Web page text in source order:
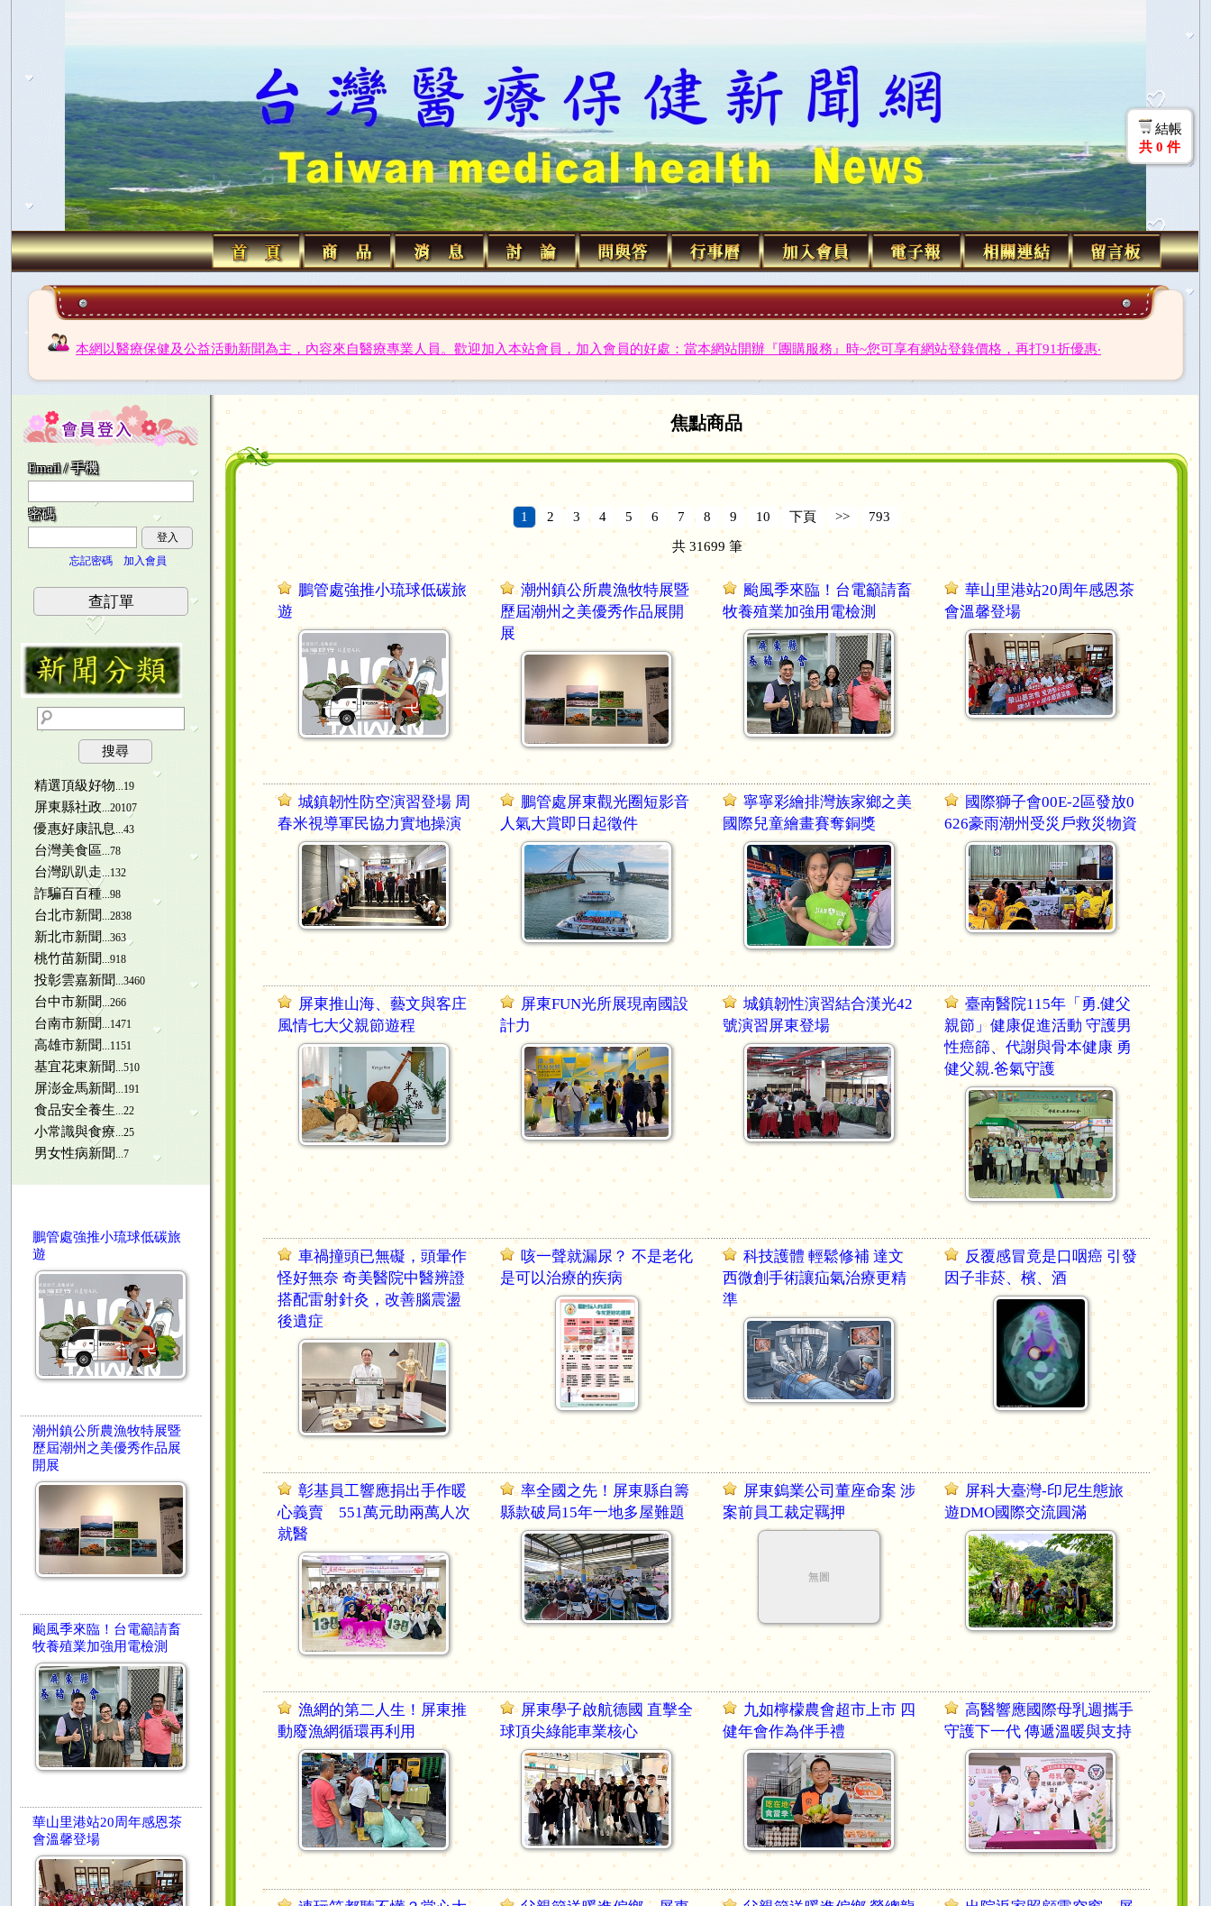
結帳
共 0 件
本網以醫療保健及公益活動新聞為主，內容來自醫療專業人員。歡迎加入本站會員，加入會員的好處：當本網站開辦『團購服務』時~您可享有網站登錄價格，再打91折優惠‧
Email / 手機
密碼
登入
忘記密碼
加入會員
查訂單
搜尋
精選頂級好物...19
屏東縣社政...20107
優惠好康訊息 ...43
台灣美食區...78
台灣趴趴走...132
詐騙百百種...98
台北市新聞...2838
新北市新聞...363
桃竹苗新聞...918
投彰雲嘉新聞...3460
台中市新聞...266
台南市新聞...1471
高雄市新聞...1151
基宜花東新聞...510
屏澎金馬新聞...191
食品安全養生...22
小常識與食療...25
男女性病新聞...7
鵬管處強推小琉球低碳旅
遊
潮州鎮公所農漁牧特展暨
歷屆潮州之美優秀作品展
開展
颱風季來臨！台電籲請畜
牧養殖業加強用電檢測
華山里港站20周年感恩茶
會溫馨登場
焦點商品
1 2 3 4 5 6 7 8 9 10 下頁 >> 793
共31699 筆
鵬管處強推小琉球低碳旅
遊
潮州鎮公所農漁牧特展暨
歷屆潮州之美優秀作品展開
展
颱風季來臨！台電籲請畜
牧養殖業加強用電檢測
華山里港站20周年感恩茶
會溫馨登場
城鎮韌性防空演習登場 周
春米視導軍民協力實地操演
鵬管處屏東觀光圈短影音
人氣大賞即日起徵件
寧寧彩繪排灣族家鄉之美
國際兒童繪畫賽奪銅獎
國際獅子會00E-2區發放0
626豪雨潮州受災戶救災物資
屏東推山海、藝文與客庄
風情七大父親節遊程
屏東FUN光所展現南國設
計力
城鎮韌性演習結合漢光42
號演習屏東登場
臺南醫院115年「勇.健父
親節」健康促進活動 守護男
性癌篩、代謝與骨本健康 勇
健父親.爸氣守護
車禍撞頭已無礙，頭暈作
怪好無奈 奇美醫院中醫辨證
搭配雷射針灸，改善腦震盪
後遺症
咳一聲就漏尿？ 不是老化
是可以治療的疾病
科技護體 輕鬆修補 達文
西微創手術讓疝氣治療更精
準
反覆感冒竟是口咽癌 引發
因子非菸、檳、酒
彰基員工響應捐出手作暖
心義賣 551萬元助兩萬人次
就醫
率全國之先！屏東縣自籌
縣款破局15年一地多屋難題
屏東鎢業公司董座命案 涉
案前員工裁定羈押
無圖
屏科大臺灣-印尼生態旅
遊DMO國際交流圓滿
漁網的第二人生！屏東推
動廢漁網循環再利用
屏東學子啟航德國 直擊全
球頂尖綠能車業核心
九如檸檬農會超市上市 四
健年會作為伴手禮
高醫響應國際母乳週攜手
守護下一代 傳遞溫暖與支持